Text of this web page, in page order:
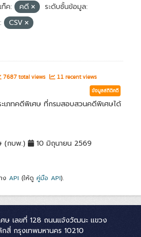
ค: คดี
ระดับชั้นข้อมูล:
CSV
7687 total views 11 recent views
ข้อมูลสถิติคดี
เภทคดีพิเศษ ที่กรมสอบสวนคดีพิเศษได้
(กบพ.) 10 มิถุนายน 2569
ง API (ให้ดู คู่มือ API).
ษ เลขที่ 128 ถนนแจ้งวัฒนะ แขวง
สี่ กรุงเทพมหานคร 10210